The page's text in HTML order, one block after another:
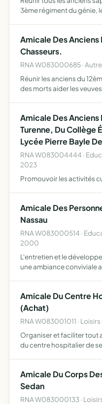
3ème régiment du génie,
Amicale Des Anciens
Chasseurs.
RNA W083000685 ·
Réunir les anciens du
des morts aider les
Amicale Des Anciens
Turenne, Du Collège
Lycée Pierre Bayle
RNA W083004444 ·
2023
Promouvoir les activités
Amicale Des
Nassau
RNA W083000514 ·
2000
L'entretien et le
une ambiance conviviale
Amicale Du Centre
(Achat)
RNA W083001011 ·
Organiser et faciliter tout
du centre hospitalier de
Amicale Du Corps
Sedan
RNA W083000133 ·